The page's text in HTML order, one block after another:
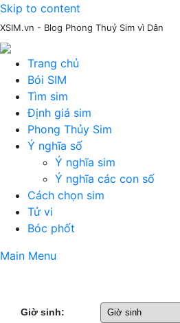
Skip to content
XSIM.vn - Blog Phong Thuỷ Sim vì Dân
Trang chủ
Bói SIM
Tìm sim
Định giá sim
Phong Thủy Sim
Ý nghĩa số
Ý nghĩa sim
Ý nghĩa các con số
Cách chọn sim
Tử vi
Bóc phốt
Main Menu
Giờ sinh: